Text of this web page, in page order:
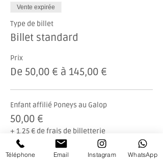
Vente expirée
Type de billet
Billet standard
Prix
De 50,00 € à 145,00 €
Enfant affilié Poneys au Galop
50,00 €
+ 1,25 € de frais de billetterie
Téléphone Email Instagram WhatsApp